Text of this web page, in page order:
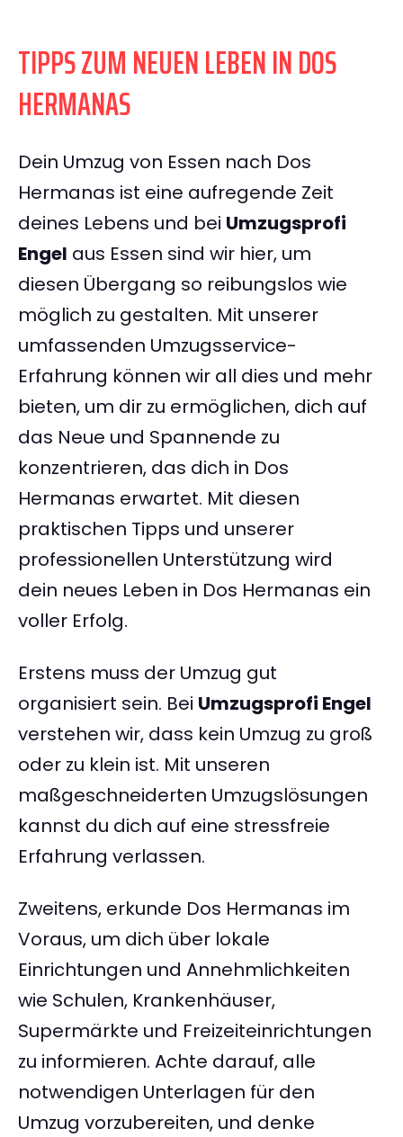
TIPPS ZUM NEUEN LEBEN IN DOS
HERMANAS
Dein Umzug von Essen nach Dos
Hermanas ist eine aufregende Zeit
deines Lebens und bei Umzugsprofi
Engel aus Essen sind wir hier, um
diesen Übergang so reibungslos wie
möglich zu gestalten. Mit unserer
umfassenden Umzugsservice-
Erfahrung können wir all dies und mehr
bieten, um dir zu ermöglichen, dich auf
das Neue und Spannende zu
konzentrieren, das dich in Dos
Hermanas erwartet. Mit diesen
praktischen Tipps und unserer
professionellen Unterstützung wird
dein neues Leben in Dos Hermanas ein
voller Erfolg.
Erstens muss der Umzug gut
organisiert sein. Bei Umzugsprofi Engel
verstehen wir, dass kein Umzug zu groß
oder zu klein ist. Mit unseren
maßgeschneiderten Umzugslösungen
kannst du dich auf eine stressfreie
Erfahrung verlassen.
Zweitens, erkunde Dos Hermanas im
Voraus, um dich über lokale
Einrichtungen und Annehmlichkeiten
wie Schulen, Krankenhäuser,
Supermärkte und Freizeiteinrichtungen
zu informieren. Achte darauf, alle
notwendigen Unterlagen für den
Umzug vorzubereiten, und denke